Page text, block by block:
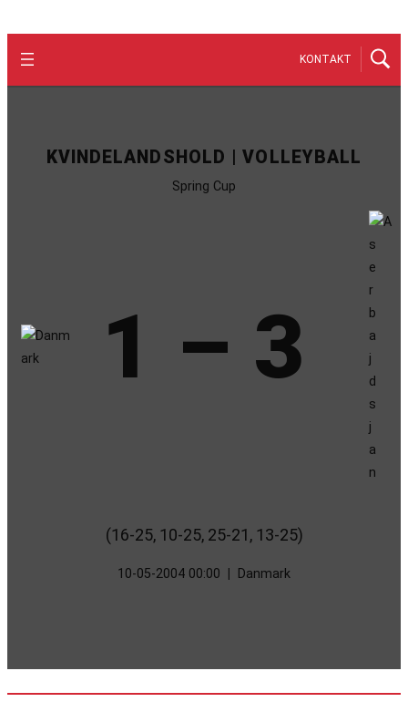
KONTAKT
KVINDELANDSHOLD | VOLLEYBALL
Spring Cup
1 – 3
(16-25, 10-25, 25-21, 13-25)
10-05-2004 00:00 Danmark